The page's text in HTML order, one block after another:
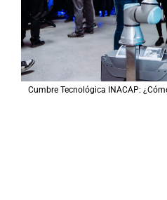
Cumbre Tecnológica INACAP: